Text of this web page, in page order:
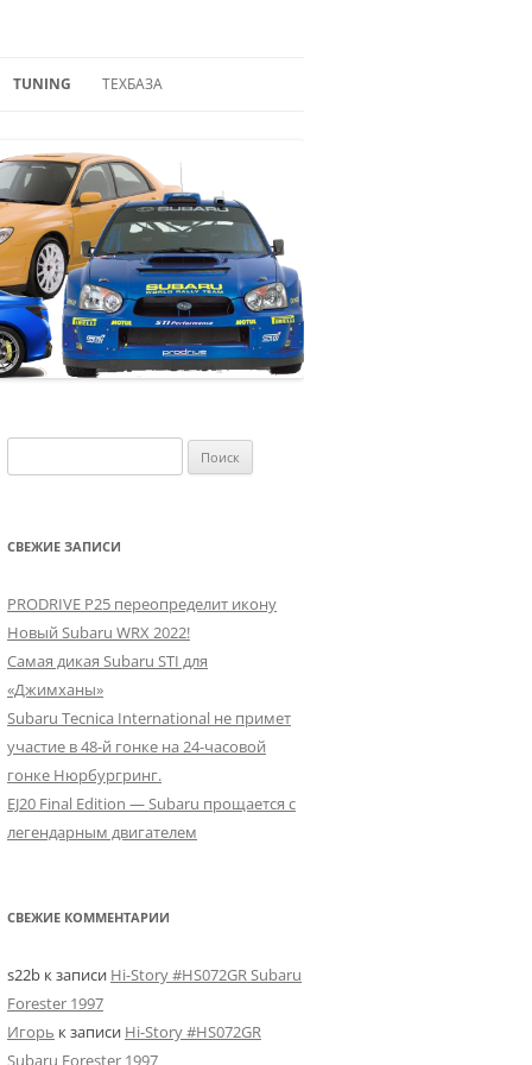
TUNING
ВНЕШНИЙ ВИД
ПОДВЕСКА
ТРАНСМИССИЯ
ТОРМОЗНАЯ СИСТЕМА
ТУРБИНЫ
NOS
ТЕХБАЗА
VIN-КОДЫ
СВЕЖИЕ ЗАПИСИ
PRODRIVE P25 переопределит икону
Новый Subaru WRX 2022!
Самая дикая Subaru STI для
«Джимханы»
Subaru Tecnica International не примет
участие в 48-й гонке на 24-часовой
гонке Нюрбургринг.
EJ20 Final Edition — Subaru прощается с
легендарным двигателем
СВЕЖИЕ КОММЕНТАРИИ
s22b к записи Hi-Story #HS072GR Subaru
Forester 1997
Игорь к записи Hi-Story #HS072GR
Subaru Forester 1997